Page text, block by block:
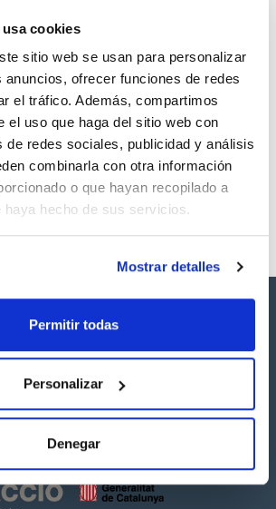
cookies
sitio web se usan para personalizar
anuncios, ofrecer funciones de redes
el tráfico. Además, compartimos
el uso que haga del sitio web con
de redes sociales, publicidad y análisis
combinarla con otra información
o que hayan recopilado a
haya hecho de sus servicios.
Mostrar detalles
Permitir todas
Personalizar
Denegar
Scharlau habitualmente en stock,
entrega inmediata.